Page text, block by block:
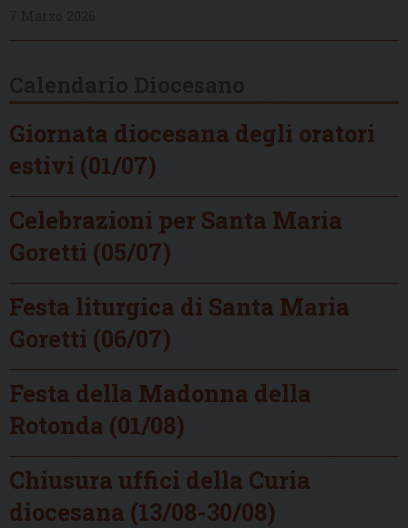
Giornata diocesana degli oratori
estivi (01/07)
Celebrazioni per Santa Maria
Goretti (05/07)
Festa liturgica di Santa Maria
Goretti (06/07)
Festa della Madonna della
Rotonda (01/08)
Chiusura uffici della Curia
diocesana (13/08-30/08)